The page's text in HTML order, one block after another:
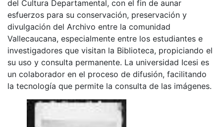
del Cultura Departamental, con el fin de aunar
esfuerzos para su conservación, preservación y
divulgación del Archivo entre la comunidad
Vallecaucana, especialmente entre los estudiantes e
investigadores que visitan la Biblioteca, propiciando el
su uso y consulta permanente. La universidad Icesi es
un colaborador en el proceso de difusión, facilitando
la tecnología que permite la consulta de las imágenes.